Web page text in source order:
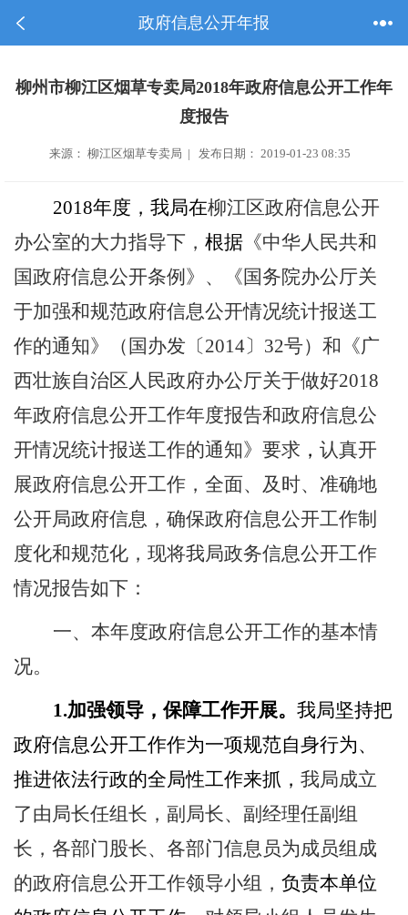
政府信息公开年报
柳州市柳江区烟草专卖局2018年政府信息公开工作年
度报告
来源： 柳江区烟草专卖局 | 发布日期： 2019-01-23 08:35
2018年度，我局在柳江区政府信息公开
办公室的大力指导下， 根据 《中华人民共和
国政府信息公开条例》、《国务院办公厅关
于加强和规范政府信息公开情况统计报送工
作的通知》（国办发〔2014〕 32号）和 《广
西壮族自治区人民政府办公厅关于做好2018
年政府信息公开工作年度报告和政府信息公
开情况统计报送工作的通知》 要求 ， 认真开
展政府信息公开工作，全面、及时、准确地
公开局政府信息，确保政府信息公开工作制
度化和规范化， 现将我局政务信息公开工作
情况报告如下 ：
一、 本年度政府信息公开工作的基本情
况。
1.加强领导，保障工作开展。 我局坚持把
政府信息公开工作作为一项规范自身行为、
推进依法行政的全局性工作来抓， 我局成立
了由局长任组长，副局长、副经理任副组
长，各部门股长、各部门信息员为成员组成
的政府信息公开工作领导小组， 负责本单位